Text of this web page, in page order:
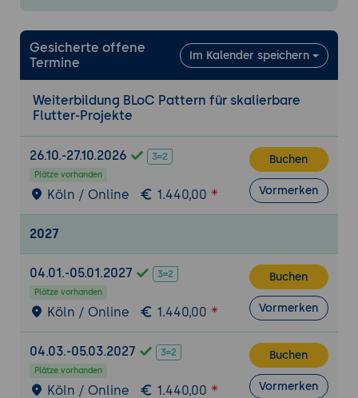
Integration des BLoC in die
Benutzeroberfläche.
Tool:Nutzung des Flutter SDK und des
flutter_bloc Pakets.
Ergebnis:Eine funktionsfähige Flutter-
Anwendung mit einfachem State
Management durch BLoC.
Erweiterte BLoC-Techniken
Nutzung mehrerer BLoCs in einer
Anwendung.
Kommunikation zwischen BLoCs.
Verwaltung komplexer Zustände und
Events.
Einführung in das Testen von BLoCs.
Schreiben von Unit Tests für BLoCs.
Debugging und Fehlerbehebung in BLoC-
Gesicherte offene
Termine
Im Kalender speichern
Weiterbildung BLoC Pattern für skalierbare
Flutter-Projekte
26.10.-27.10.2026
Plätze vorhanden
Köln / Online 1.440,00
Buchen
Vormerken
2027
04.01.-05.01.2027
Plätze vorhanden
Köln / Online 1.440,00
Buchen
Vormerken
04.03.-05.03.2027
Plätze vorhanden
Köln / Online 1.440,00
Buchen
Vormerken